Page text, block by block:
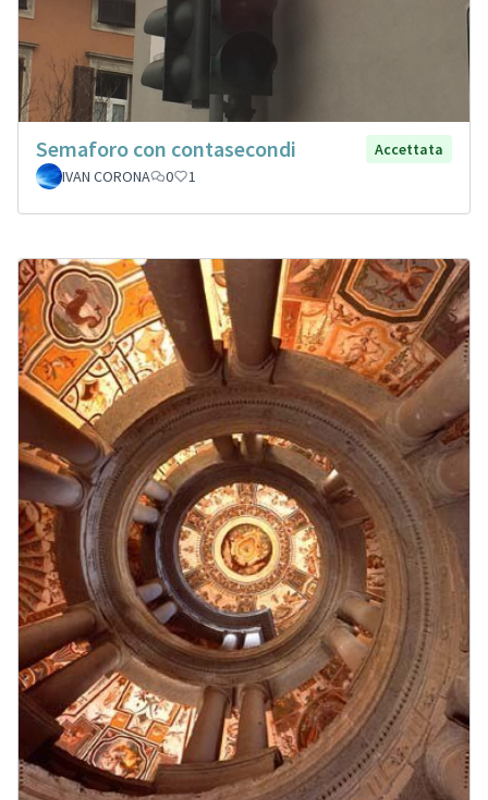
Semaforo con contasecondi
Accettata
IVAN CORONA
0 1